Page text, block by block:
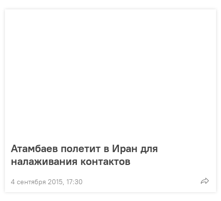
Атамбаев полетит в Иран для
налаживания контактов
4 сентября 2015, 17:30